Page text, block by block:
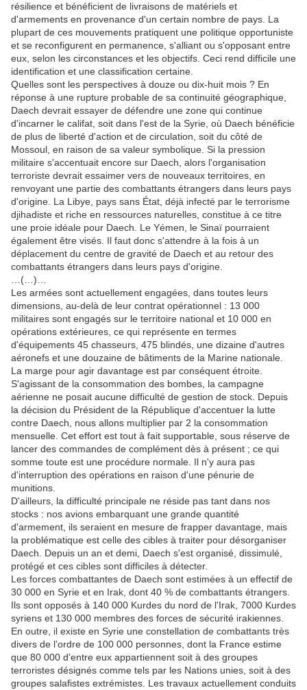
résilience et bénéficient de livraisons de matériels et
d'armements en provenance d'un certain nombre de pays. La
plupart de ces mouvements pratiquent une politique opportuniste
et se reconfigurent en permanence, s'alliant ou s'opposant entre
eux, selon les circonstances et les objectifs. Ceci rend difficile une
identification et une classification certaine.
Quelles sont les perspectives à douze ou dix-huit mois ? En
réponse à une rupture probable de sa continuité géographique,
Daech devrait essayer de défendre une zone qui continue
d'incarner le califat, soit dans l'est de la Syrie, où Daech bénéficie
de plus de liberté d'action et de circulation, soit du côté de
Mossoul, en raison de sa valeur symbolique. Si la pression
militaire s'accentuait encore sur Daech, alors l'organisation
terroriste devrait essaimer vers de nouveaux territoires, en
renvoyant une partie des combattants étrangers dans leurs pays
d'origine. La Libye, pays sans État, déjà infecté par le terrorisme
djihadiste et riche en ressources naturelles, constitue à ce titre
une proie idéale pour Daech. Le Yémen, le Sinaï pourraient
également être visés. Il faut donc s'attendre à la fois à un
déplacement du centre de gravité de Daech et au retour des
combattants étrangers dans leurs pays d'origine.
…(…)…
Les armées sont actuellement engagées, dans toutes leurs
dimensions, au-delà de leur contrat opérationnel : 13 000
militaires sont engagés sur le territoire national et 10 000 en
opérations extérieures, ce qui représente en termes
d'équipements 45 chasseurs, 475 blindés, une dizaine d'autres
aéronefs et une douzaine de bâtiments de la Marine nationale.
La marge pour agir davantage est par conséquent étroite.
S'agissant de la consommation des bombes, la campagne
aérienne ne posait aucune difficulté de gestion de stock. Depuis
la décision du Président de la République d'accentuer la lutte
contre Daech, nous allons multiplier par 2 la consommation
mensuelle. Cet effort est tout à fait supportable, sous réserve de
lancer des commandes de complément dès à présent ; ce qui
somme toute est une procédure normale. Il n'y aura pas
d'interruption des opérations en raison d'une pénurie de
munitions.
D'ailleurs, la difficulté principale ne réside pas tant dans nos
stocks : nos avions embarquant une grande quantité
d'armement, ils seraient en mesure de frapper davantage, mais
la problématique est celle des cibles à traiter pour désorganiser
Daech. Depuis un an et demi, Daech s'est organisé, dissimulé,
protégé et ces cibles sont difficiles à détecter.
Les forces combattantes de Daech sont estimées à un effectif de
30 000 en Syrie et en Irak, dont 40 % de combattants étrangers.
Ils sont opposés à 140 000 Kurdes du nord de l'Irak, 7000 Kurdes
syriens et 130 000 membres des forces de sécurité irakiennes.
En outre, il existe en Syrie une constellation de combattants très
divers de l'ordre de 100 000 personnes, dont la France estime
que 80 000 d'entre eux appartiennent soit à des groupes
terroristes désignés comme tels par les Nations unies, soit à des
groupes salafistes extrémistes. Les travaux actuellement conduits